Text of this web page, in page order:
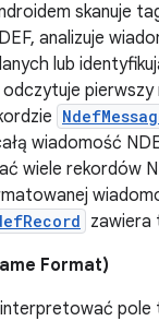
skanuje
analizuje
lub
pierwszy
wiadomość
wiele rekordów
zawiera
Format)
pole